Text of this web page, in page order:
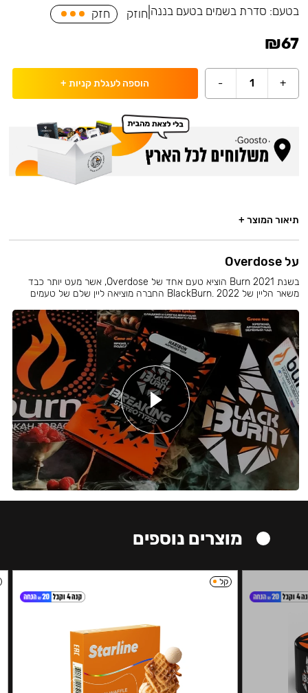
בטעם: סדרת בשמים בטעם בננה חוזק חזק
₪67
+
1
- הוספה לעגלת קניות +
תיאור המוצר +
על Overdose
בשנת 2021 Burn הוציא טעם אחד של Overdose, אשר מעט יותר כבד
משאר הליין של BlackBurn. 2022 החברה מוציאה ליין שלם של טעמים
מוצרים נוספים
קל